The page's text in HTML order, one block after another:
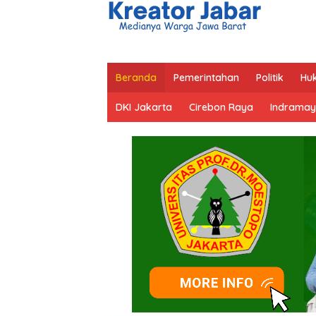
Beranda Pemerintahan Politik
DKI Jakarta Cirebon Raya